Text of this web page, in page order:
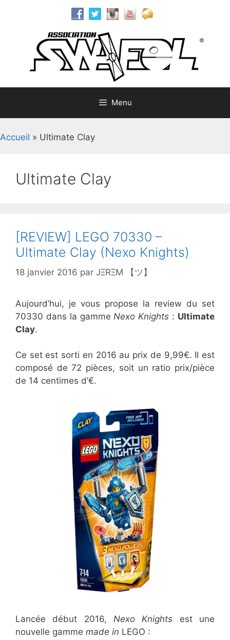
Menu
Accueil » Ultimate Clay
Ultimate Clay
[REVIEW] LEGO 70330 –
Ultimate Clay (Nexo Knights)
18 janvier 2016 par JΞRΞM 【ツ】
Aujourd’hui, je vous propose la review du set
70330 dans la gamme Nexo Knights : Ultimate
Clay.
Ce set est sorti en 2016 au prix de 9,99€. Il est
composé de 72 pièces, soit un ratio prix/pièce
de 14 centimes d’€.
Lancée début 2016, Nexo Knights est une
nouvelle gamme made in LEGO :